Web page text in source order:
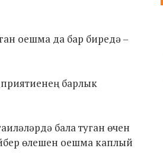
оешма да бар биредә –
барлык
бала туган өчен
өлешен оешма каплый